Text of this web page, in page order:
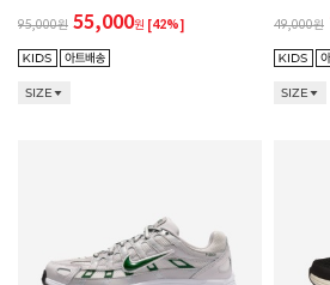
95,000 55,000원 [42%]
SIZE
49,000
SIZE